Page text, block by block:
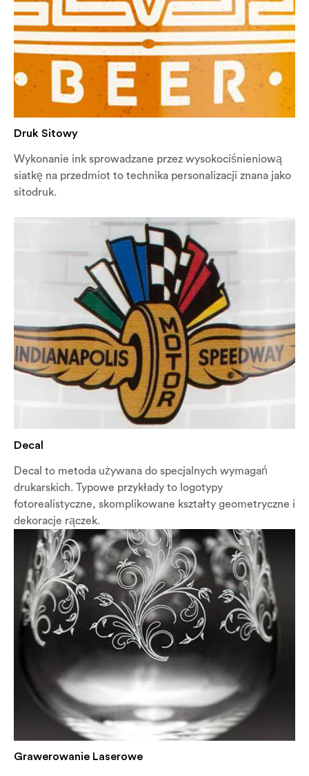
Druk Sitowy
Wykonanie ink sprowadzane przez wysokociśnieniową
siatkę na przedmiot to technika personalizacji znana jako
sitodruk.
Decal
Decal to metoda używana do specjalnych wymagań
drukarskich. Typowe przykłady to logotypy
fotorealistyczne, skomplikowane kształty geometryczne i
dekoracje rączek.
Grawerowanie Laserowe